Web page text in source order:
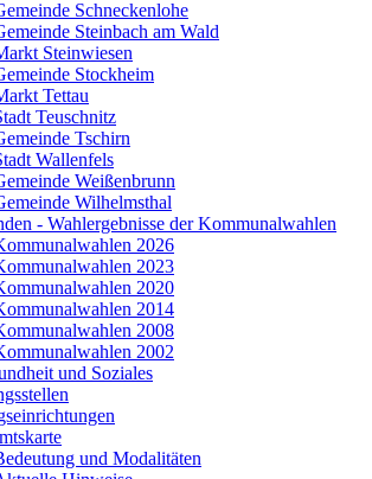
Schneckenlohe
Steinbach am Wald
Steinwiesen
Stockheim
Tettau
Teuschnitz
Tschirn
Wallenfels
Weißenbrunn
Wilhelmsthal
- Wahlergebnisse der Kommunalwahlen
2026
2023
2020
2014
2008
2002
und Soziales
und Modalitäten